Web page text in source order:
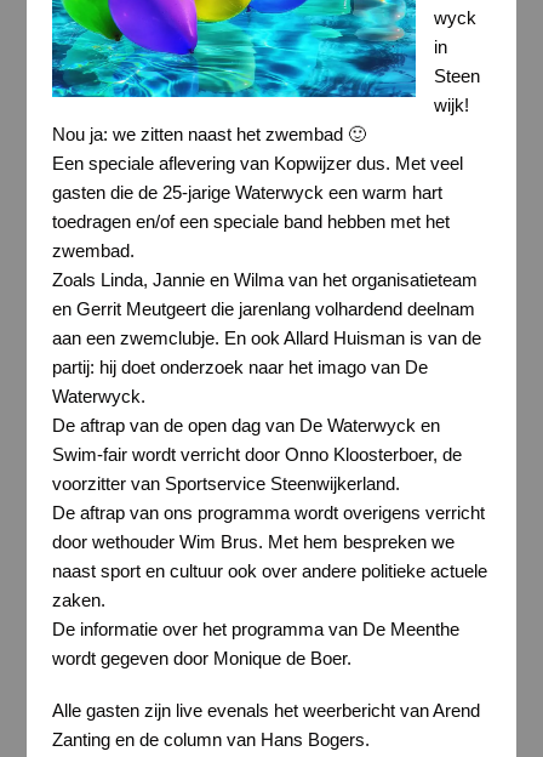
wyck
in
Steen
wijk!
Nou ja: we zitten naast het zwembad 🙂
Een speciale aflevering van Kopwijzer dus. Met veel
gasten die de 25-jarige Waterwyck een warm hart
toedragen en/of een speciale band hebben met het
zwembad.
Zoals Linda, Jannie en Wilma van het organisatieteam
en Gerrit Meutgeert die jarenlang volhardend deelnam
aan een zwemclubje. En ook Allard Huisman is van de
partij: hij doet onderzoek naar het imago van De
Waterwyck.
De aftrap van de open dag van De Waterwyck en
Swim-fair wordt verricht door Onno Kloosterboer, de
voorzitter van Sportservice Steenwijkerland.
De aftrap van ons programma wordt overigens verricht
door wethouder Wim Brus. Met hem bespreken we
naast sport en cultuur ook over andere politieke actuele
zaken.
De informatie over het programma van De Meenthe
wordt gegeven door Monique de Boer.
Alle gasten zijn live evenals het weerbericht van Arend
Zanting en de column van Hans Bogers.